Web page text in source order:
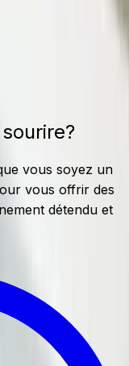
vous soyez un
vous offrir des
détendu et